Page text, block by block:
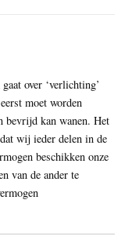
over ‘verlichting’
moet worden
bevrijd kan wanen. Het
wij ieder delen in de
beschikken onze
van de ander te